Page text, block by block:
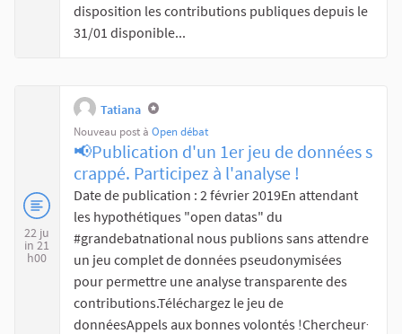
disposition les contributions publiques depuis le
31/01 disponible...
22 ju
in 21
h00
Tatiana
Nouveau post à Open débat
📢Publication d'un 1er jeu de données s
crappé. Participez à l'analyse !
Date de publication : 2 février 2019En attendant
les hypothétiques "open datas" du
#grandebatnational nous publions sans attendre
un jeu complet de données pseudonymisées
pour permettre une analyse transparente des
contributions.Téléchargez le jeu de
donnéesAppels aux bonnes volontés !Chercheur‧